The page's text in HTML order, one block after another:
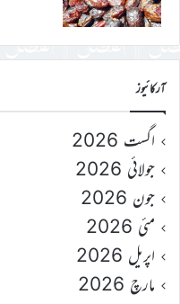
آرکائیوز
اگست 2026
جولائی 2026
جون 2026
مئی 2026
اپریل 2026
مارچ 2026